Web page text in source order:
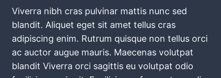
Viverra nibh cras pulvinar mattis nunc sed
blandit. Aliquet eget sit amet tellus cras
adipiscing enim. Rutrum quisque non tellus orci
ac auctor augue mauris. Maecenas volutpat
blandit Viverra orci sagittis eu volutpat odio